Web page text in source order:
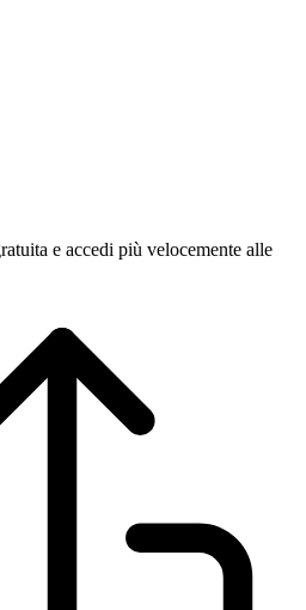
e accedi più velocemente alle